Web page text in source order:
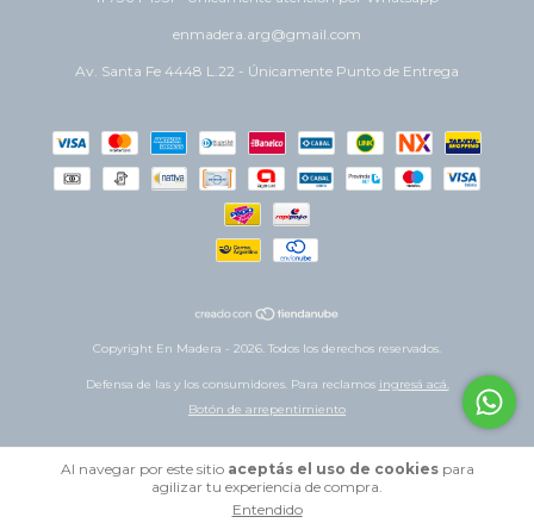
Al navegar por este sitio aceptás el uso de cookiespara
agilizar tu experiencia de compra.
Entendido
enmadera.arg@gmail.com
Av. Santa Fe 4448 L.22 - Únicamente Punto de Entrega
Copyright En Madera - 2026. Todos los derechos reservados.
Defensa de las y los consumidores. Para reclamos ingresá acá.
Botón de arrepentimiento